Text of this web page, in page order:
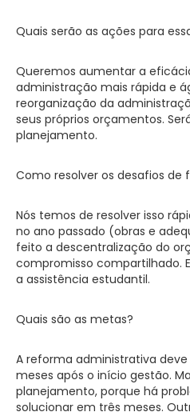
Quais serão as ações para
Queremos aumentar a
administração mais rápida e
reorganização da
seus próprios orçamentos.
planejamento.
Como resolver os desafios
Nós temos de resolver isso
no ano passado (obras e
feito a descentralização do
compromisso compartilhado.
a assistência estudantil.
Quais são as metas?
A reforma administrativa
meses após o início gestão.
planejamento, porque há
solucionar em três meses.